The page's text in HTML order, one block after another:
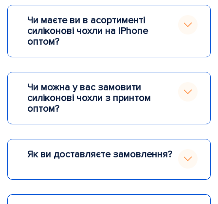
Чи маєте ви в асортименті
силіконові чохли на iPhone
оптом?
Чи можна у вас замовити
силіконові чохли з принтом
оптом?
Як ви доставляєте замовлення?